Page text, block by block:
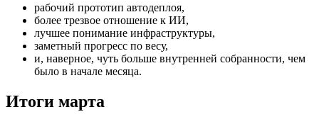
рабочий прототип автодеплоя,
более трезвое отношение к ИИ,
лучшее понимание инфраструктуры,
заметный прогресс по весу,
и, наверное, чуть больше внутренней собранности, чем
было в начале месяца.
Итоги марта